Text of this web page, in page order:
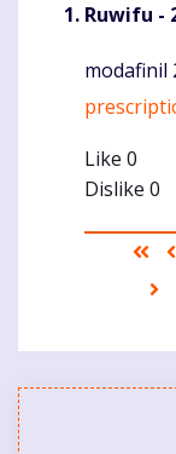
Ruwifu -
modafinil
Like 0
Dislike 0
First